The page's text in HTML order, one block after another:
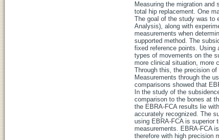
Measuring the migration
total hip replacement. One
The goal of the study was to
Analysis), along with
measurements when
supported method. The
fixed reference points.
types of movements on the
more clinical situation, more
Through this, the precision
Measurements through the
comparisons showed that
In the study of the
comparison to the bones at
the EBRA-FCA results lie
accurately recognized. The
using EBRA-FCA is superior
measurements. EBRA-FCA
therefore with high precision